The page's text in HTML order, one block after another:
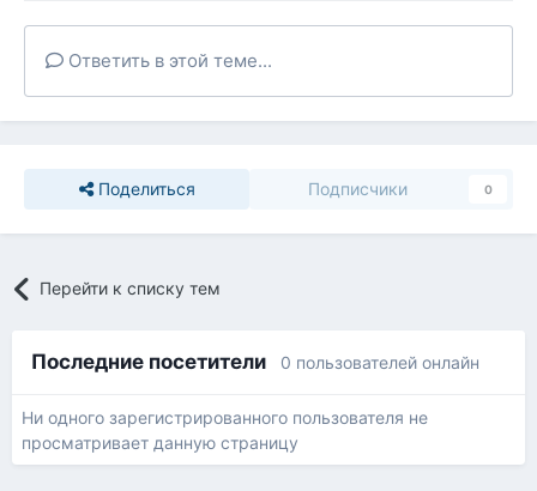
Ответить в этой теме...
Поделиться Подписчики 0
Перейти к списку тем
Последние посетители 0 пользователей онлайн
Ни одного зарегистрированного пользователя не
просматривает данную страницу